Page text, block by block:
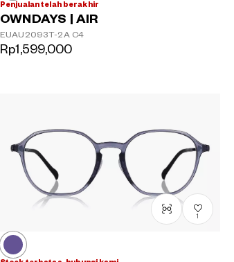
Penjualan telah berakhir
OWNDAYS | AIR
EUAU2093T-2A C4
Rp1,599,000
1